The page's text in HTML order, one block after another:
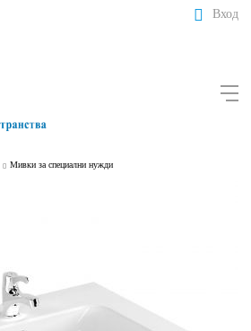
Вход
Мивки за специални нужди